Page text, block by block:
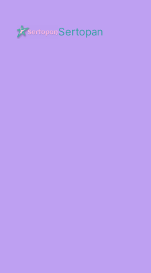
contenido
Sertopan